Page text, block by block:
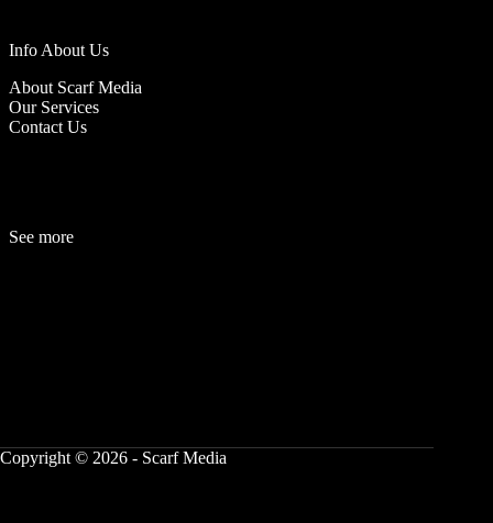
Info About Us
About Scarf Media
Our Services
Contact Us
See more
Copyright © 2026 - Scarf Media